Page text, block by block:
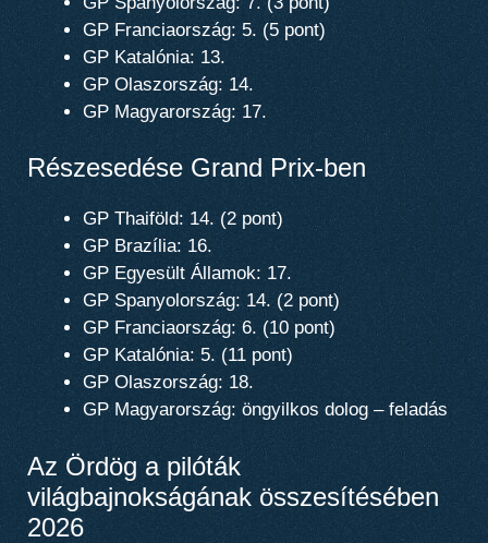
GP Franciaország: 5. (5 pont)
GP Katalónia: 13.
GP Olaszország: 14.
GP Magyarország: 17.
Részesedése Grand Prix-ben
GP Thaiföld: 14. (2 pont)
GP Brazília: 16.
GP Egyesült Államok: 17.
GP Spanyolország: 14. (2 pont)
GP Franciaország: 6. (10 pont)
GP Katalónia: 5. (11 pont)
GP Olaszország: 18.
GP Magyarország: öngyilkos dolog – feladás
Az Ördög a pilóták
világbajnokságának összesítésében
2026